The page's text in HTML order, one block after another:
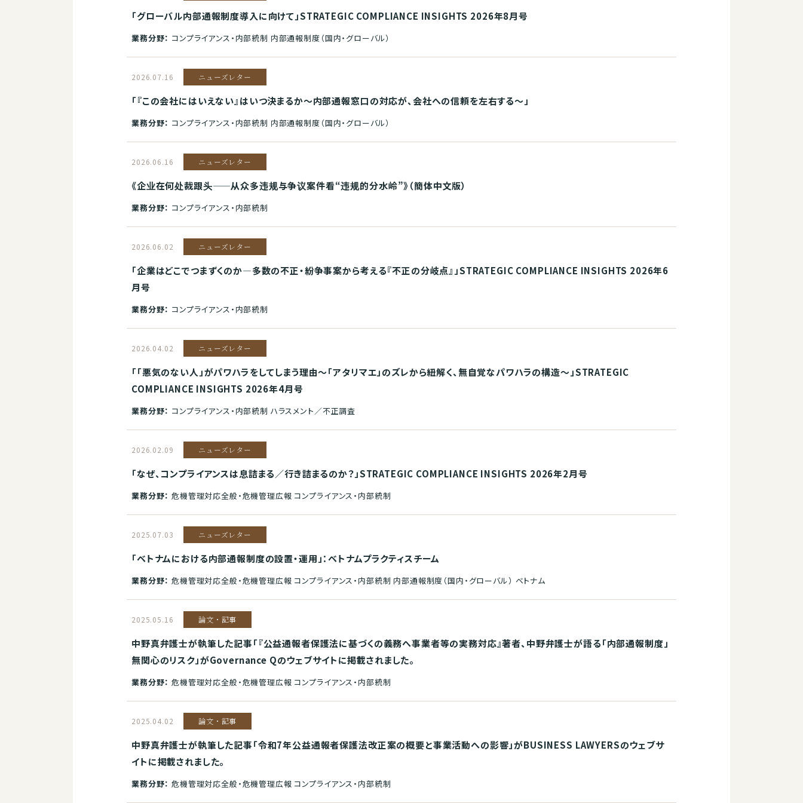
「グローバル内部通報制度導入に向けて」STRATEGIC COMPLIANCE INSIGHTS 2026年8月号
業務分野： コンプライアンス・内部統制 内部通報制度（国内・グローバル）
2026.07.16 ニューズレター
「『この会社にはいえない』はいつ決まるか～内部通報窓口の対応が、会社への信頼を左右する～」
業務分野： コンプライアンス・内部統制 内部通報制度（国内・グローバル）
2026.06.16 ニューズレター
《企业在何处裁跟头——从众多违规与争议案件看“违规的分水岭”》（簡体中文版）
業務分野： コンプライアンス・内部統制
2026.06.02 ニューズレター
「企業はどこでつまずくのか―多数の不正・紛争事案から考える『不正の分岐点』」STRATEGIC COMPLIANCE INSIGHTS 2026年6
月号
業務分野： コンプライアンス・内部統制
2026.04.02 ニューズレター
「「悪気のない人」がパワハラをしてしまう理由～「アタリマエ」のズレから紐解く、無自覚なパワハラの構造～」STRATEGIC
COMPLIANCE INSIGHTS 2026年4月号
業務分野： コンプライアンス・内部統制 ハラスメント／不正調査
2026.02.09 ニューズレター
「なぜ、コンプライアンスは息詰まる／行き詰まるのか？」STRATEGIC COMPLIANCE INSIGHTS 2026年2月号
業務分野： 危機管理対応全般・危機管理広報 コンプライアンス・内部統制
2025.07.03 ニューズレター
「ベトナムにおける内部通報制度の設置・運用」：ベトナムプラクティスチーム
業務分野： 危機管理対応全般・危機管理広報 コンプライアンス・内部統制 内部通報制度（国内・グローバル） ベトナム
2025.05.16 論文・記事
中野真弁護士が執筆した記事「『公益通報者保護法に基づくの義務へ事業者等の実務対応』著者、中野弁護士が語る「内部通報制度」
無関心のリスク」がGovernance Qのウェブサイトに掲載されました。
業務分野： 危機管理対応全般・危機管理広報 コンプライアンス・内部統制
2025.04.02 論文・記事
中野真弁護士が執筆した記事「令和7年公益通報者保護法改正案の概要と事業活動への影響」がBUSINESS LAWYERSのウェブサ
イトに掲載されました。
業務分野： 危機管理対応全般・危機管理広報 コンプライアンス・内部統制